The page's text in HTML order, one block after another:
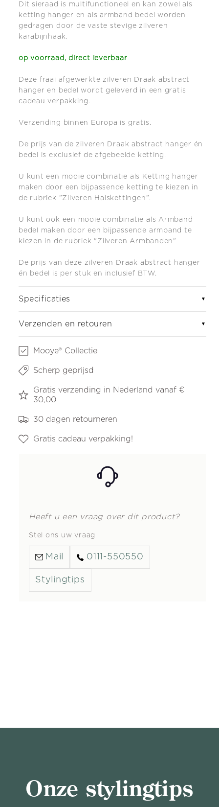
Dit sieraad is multifunctioneel en kan zowel als
ketting hanger en als armband bedel worden
gedragen door de vaste stevige zilveren
karabijnhaak.
op voorraad, direct leverbaar
Deze fraai afgewerkte zilveren Draak abstract
hanger en bedel wordt geleverd in een gratis
cadeau verpakking.
Verzending binnen Europa is gratis.
De prijs van de zilveren Draak abstract hanger én
bedel is exclusief de afgebeelde ketting.
U kunt een mooie combinatie als Ketting hanger
maken door een bijpassende ketting te kiezen in
de rubriek "Zilveren Halskettingen".
U kunt ook een mooie combinatie als Armband
bedel maken do or een bijpassende armband te
kiezen in de rubriek "Zilveren Armbanden"
De prijs van deze zilveren Draak abstract hanger
én bedel is per stuk en inclusief BTW.
Specificaties ▼
Verzenden en retouren ▼
Mooye® Collectie
Scherp geprijsd
Gratis verzending in Nederland vanaf €
30,00
30 dagen retourneren
Gratis cadeau verpakking!
Heeft u een vraag over dit product?
Stel ons uw vraag
Mail 0111-550550
Stylingtips
Onze stylingtips